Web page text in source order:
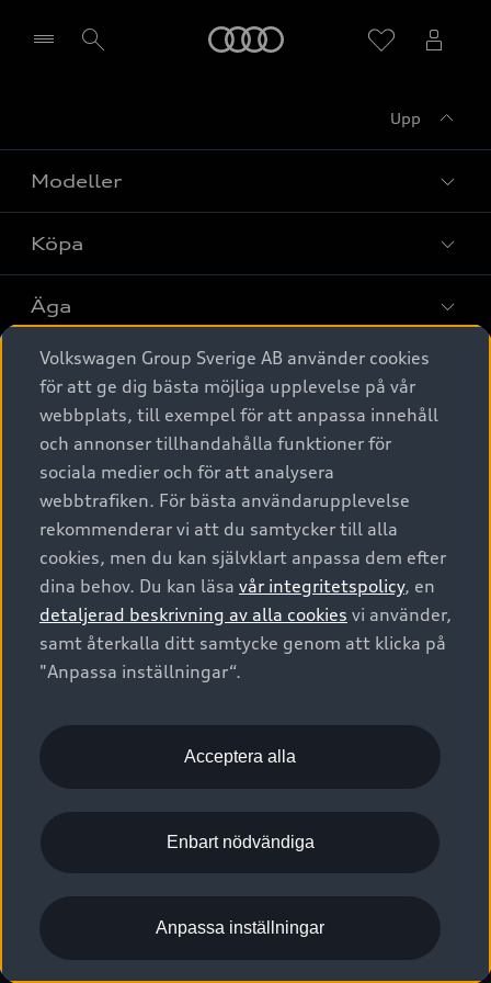
Upp
Modeller
Alla modeller
Elbilar
A6 modellerna
SUV
Avant
Audi Sport
Köpa
Privaterbjudanden
Privatleasing
Nya bilar i lager
Begagnade bilar i lager
Audi approved :plus - så gott som nya
Finansiering
Audi exclusive
Provkörning
Äga
Service & tillbehör
Audi digital services
Originaltillbehör - köp online
Garantier
Försäkring
Digitala manualer för din Audi
Audi Collection – livsstilsartiklar
Vanliga frågor
2G/3G nätet stängs ned - Hur påverkas min bil av detta?
Tjänstebil
Tjänstebil
Business lease online
Företagsleasing
Om Audi Sverige
Kontakta oss
Audi Återförsäljare/-serviceverkstad
myAudi
Pressmeddelanden
Nyhetsbrev
Vårt hållbarhetsarbete
Lediga tjänster huvudkontor
Lediga tjänster hos Audi Återförsäljare
Kommentar till mediauppgifter om dataläcka
© 2026 AUDI SVERIGE. All Rights Reserved.
Utgivare Juridiskt
Juridiskt Audi AG
Juridiskt Audi Digital Giveaway
Anpassa inställningar för cookies
Visselblåsarkanaler
Volkswagen Group Sverige AB använder cookies
för att ge dig bästa möjliga upplevelse på vår
webbplats, till exempel för att anpassa innehåll
och annonser tillhandahålla funktioner för
sociala medier och för att analysera
webbtrafiken. För bästa användarupplevelse
rekommenderar vi att du samtycker till alla
cookies, men du kan självklart anpassa dem efter
dina behov. Du kan läsa vår integritetspolicy, en
detaljerad beskrivning av alla cookies vi använder,
samt återkalla ditt samtycke genom att klicka på
"Anpassa inställningar“.
Acceptera alla
Enbart nödvändiga
Anpassa inställningar